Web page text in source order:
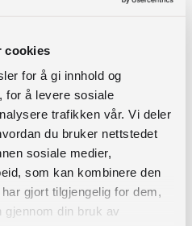
cookies
for å gi innhold og
for å levere sosiale
trafikken vår. Vi deler
du bruker nettstedet
sosiale medier,
som kan kombinere den
gjort tilgjengelig for dem,
gjennom din bruk av
barn som har ASK som
barn som ikke har lært
autisme, barn med
barn med et annet
av symboler gjør